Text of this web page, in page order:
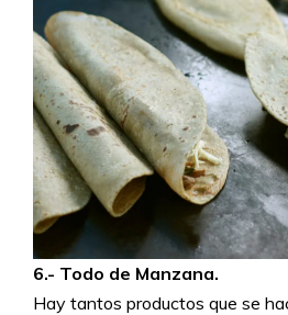
6.- Todo de Manzana.
Hay tantos productos que se